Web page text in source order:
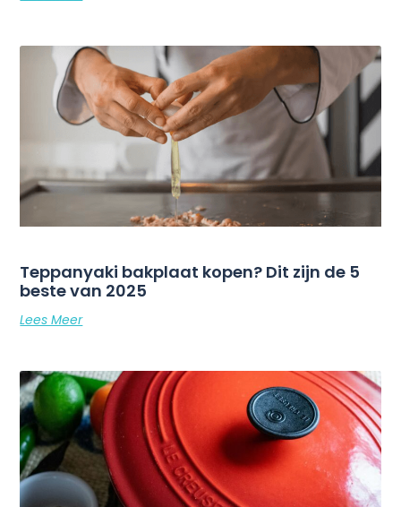
Teppanyaki bakplaat kopen? Dit zijn de 5
beste van 2025
Lees Meer